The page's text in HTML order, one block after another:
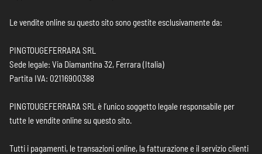
Le vendite online su questo sito sono gestite esclusivamente da:
PINGTOUGEFERRARA SRL
Sede legale: Via Diamantina 32, Ferrara (Italia)
Partita IVA: 02116900388
PINGTOUGEFERRARA SRL è l’unico soggetto legale responsabile per
tutte le vendite online su questo sito.
Tutti i pagamenti, le transazioni online, la fatturazione e il servizio clienti